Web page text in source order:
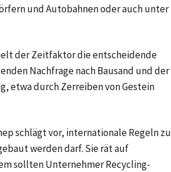
und Autobahnen oder auch unter
der Zeitfaktor die entscheidende
Nachfrage nach Bausand und der
etwa durch Zerreiben von Gestein
schlägt vor, internationale Regeln zu
werden darf. Sie rät auf
sollten Unternehmer Recycling-